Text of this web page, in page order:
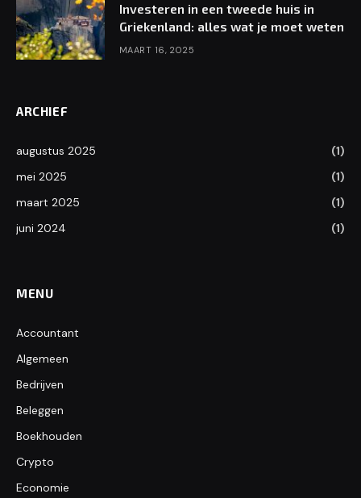
Investeren in een tweede huis in
Griekenland: alles wat je moet weten
MAART 16, 2025
ARCHIEF
augustus 2025
(1)
mei 2025
(1)
maart 2025
(1)
juni 2024
(1)
MENU
Accountant
Algemeen
Bedrijven
Beleggen
Boekhouden
Crypto
Economie